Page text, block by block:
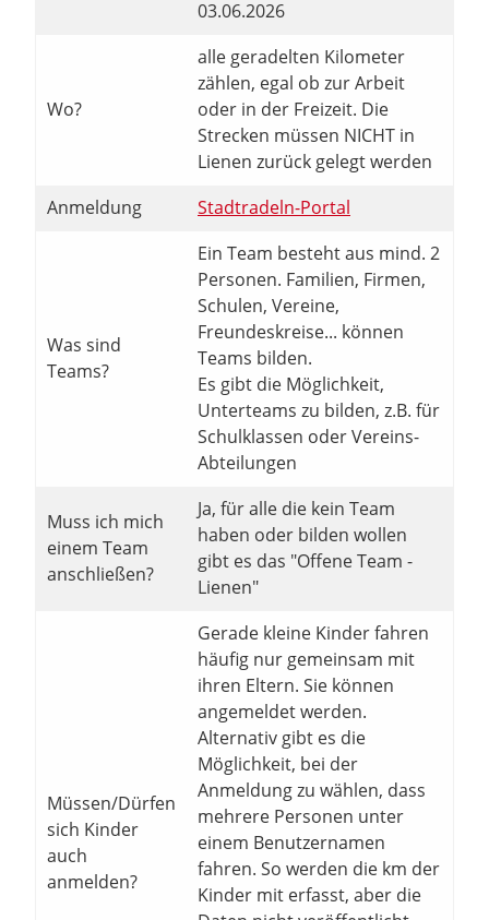
03.06.2026
Wo?
alle geradelten Kilometer
zählen, egal ob zur Arbeit
oder in der Freizeit. Die
Strecken müssen NICHT in
Lienen zurück gelegt werden
Anmeldung
Stadtradeln-Portal
Was sind
Teams?
Ein Team besteht aus mind. 2
Personen. Familien, Firmen,
Schulen, Vereine,
Freundeskreise... können
Teams bilden.
Es gibt die Möglichkeit,
Unterteams zu bilden, z.B. für
Schulklassen oder Vereins-
Abteilungen
Muss ich mich
einem Team
anschließen?
Ja, für alle die kein Team
haben oder bilden wollen
gibt es das "Offene Team -
Lienen"
Müssen/Dürfen
sich Kinder
auch
anmelden?
Gerade kleine Kinder fahren
häufig nur gemeinsam mit
ihren Eltern. Sie können
angemeldet werden.
Alternativ gibt es die
Möglichkeit, bei der
Anmeldung zu wählen, dass
mehrere Personen unter
einem Benutzernamen
fahren. So werden die km der
Kinder mit erfasst, aber die